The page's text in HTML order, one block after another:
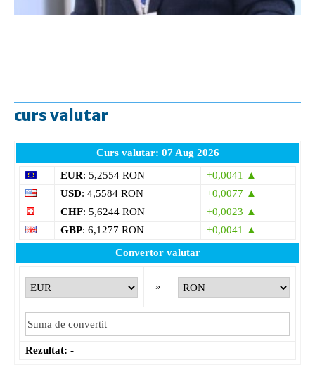
curs valutar
Curs valutar: 07 Aug 2026
EUR: 5,2554 RON
+0,0041 ▲
USD: 4,5584 RON
+0,0077 ▲
CHF: 5,6244 RON
+0,0023 ▲
GBP: 6,1277 RON
+0,0041 ▲
Convertor valutar
»
Rezultat: -